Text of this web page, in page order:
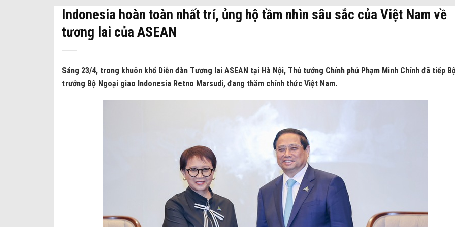
Indonesia hoàn toàn nhất trí, ủng hộ tầm nhìn sâu sắc của Việt Nam về
tương lai của ASEAN
Sáng 23/4, trong khuôn khổ Diễn đàn Tương lai ASEAN tại Hà Nội, Thủ tướng Chính phủ Phạm Minh Chính đã tiếp
trưởng Bộ Ngoại giao Indonesia Retno Marsudi, đang thăm chính thức Việt Nam.